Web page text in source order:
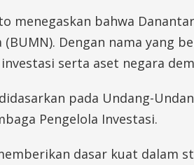
menegaskan bahwa
(BUMN). Dengan nama
serta aset negara
pada Undang-
Pengelola Investasi.
dasar kuat dalam